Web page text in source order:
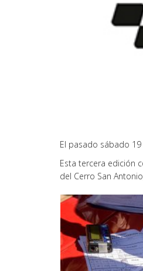
El pasado sábado
Esta tercera edición
del Cerro San